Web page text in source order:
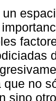
no
sino